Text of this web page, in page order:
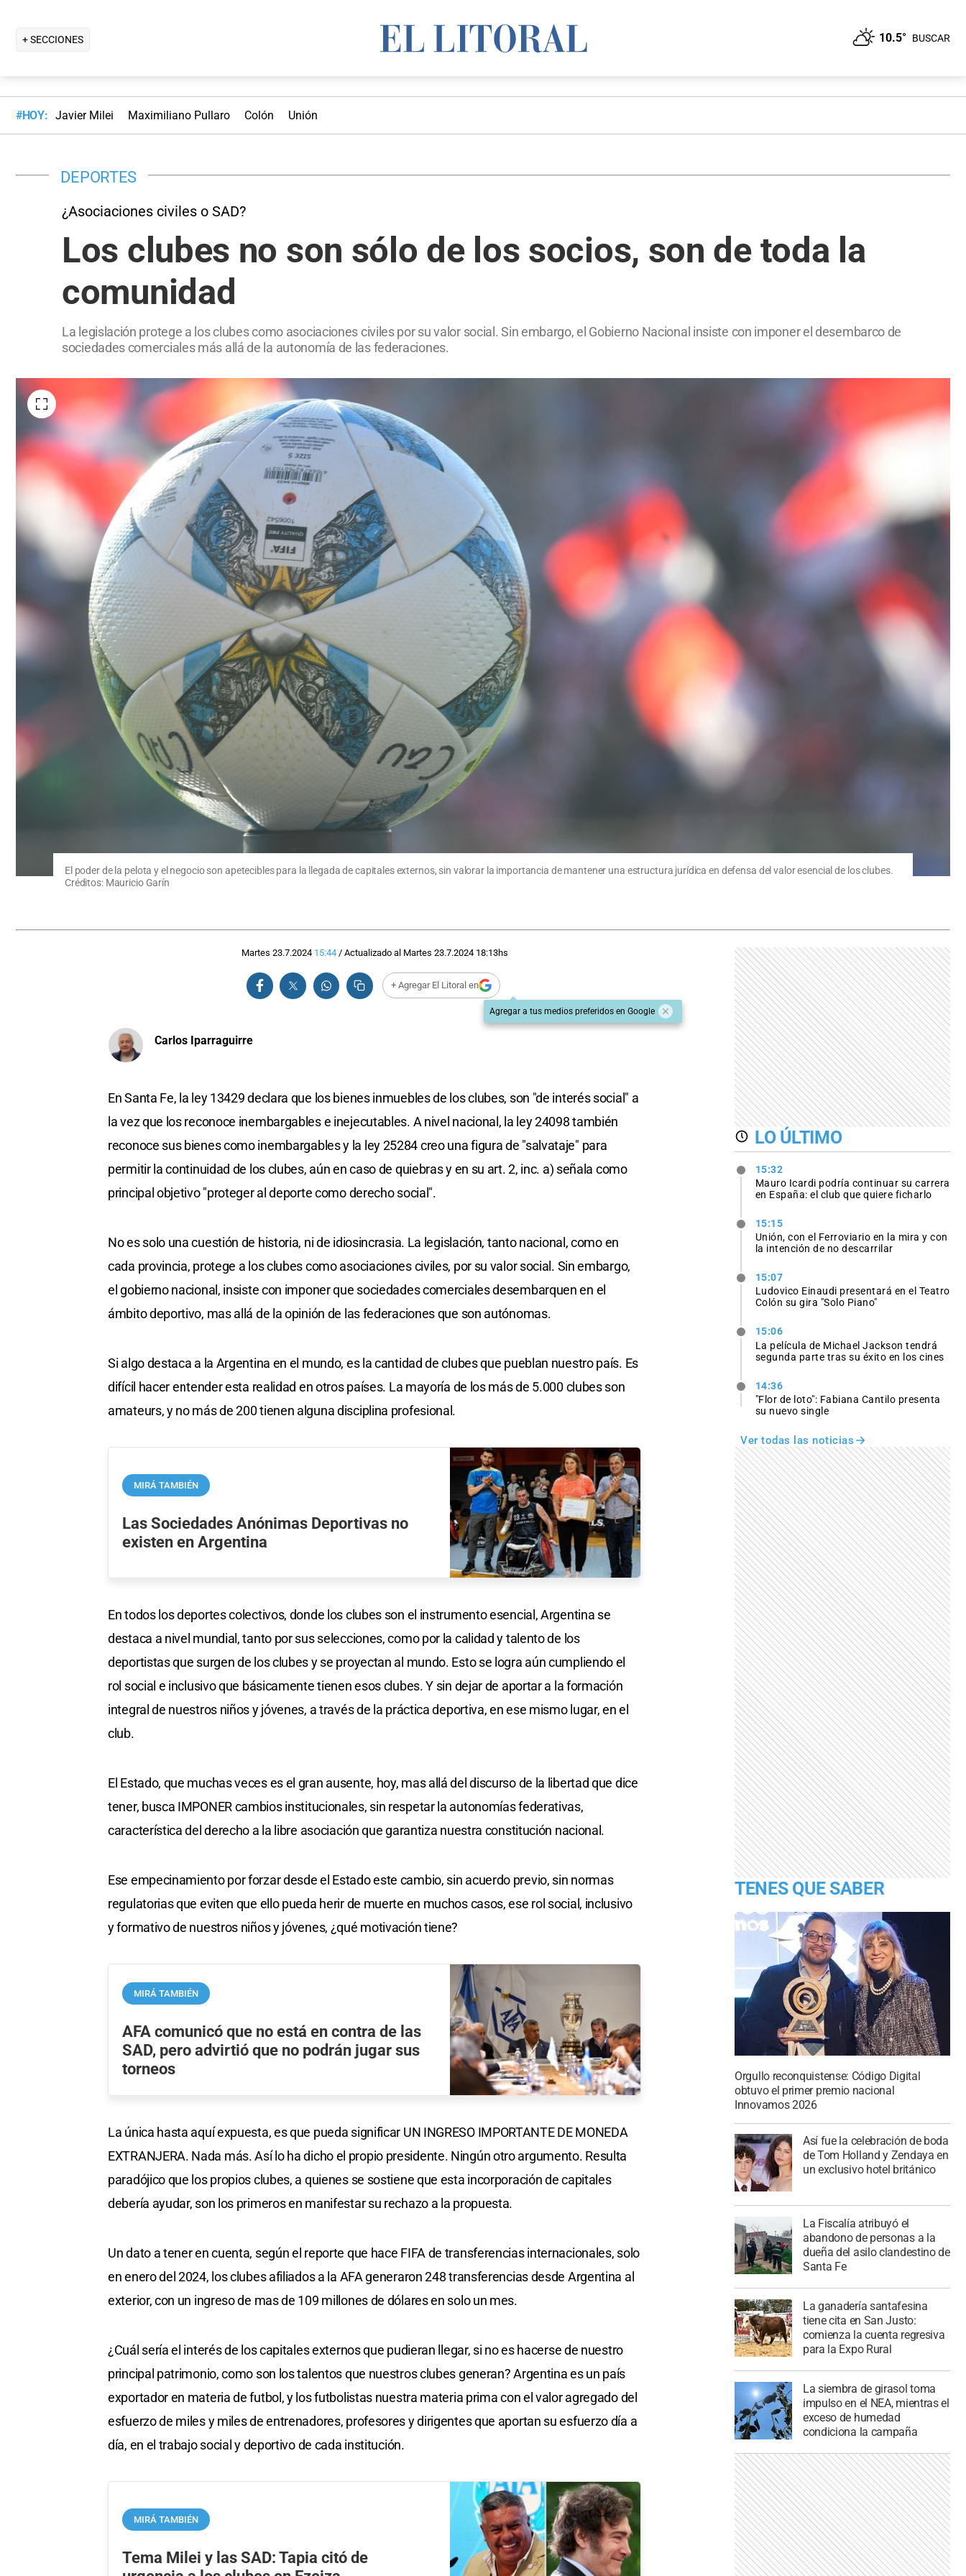
+ SECCIONES 10.5° BUSCAR
#HOY: Javier Milei Maximiliano Pullaro Colón Unión
DEPORTES
¿Asociaciones civiles o SAD?
Los clubes no son sólo de los socios, son de toda la
comunidad
La legislación protege a los clubes como asociaciones civiles por su valor social. Sin embargo, el Gobierno Nacional insiste con imponer el desembarco de
sociedades comerciales más allá de la autonomía de las federaciones.
El poder de la pelota y el negocio son apetecibles para la llegada de capitales externos, sin valorar la importancia de mantener una estructura jurídica en defensa del valor esencial de los clubes.
Créditos: Mauricio Garín
Martes 23.7.2024 15:44/ Actualizado al Martes 23.7.2024 18:13hs
+ Agregar El Litoral en
Agregar a tus medios preferidos en Google
Carlos Iparraguirre
En Santa Fe, la ley 13429 declara que los bienes inmuebles de los clubes, son "de interés social" a
la vez que los reconoce inembargables e inejecutables. A nivel nacional, la ley 24098 también
reconoce sus bienes como inembargables y la ley 25284 creo una figura de "salvataje" para
permitir la continuidad de los clubes, aún en caso de quiebras y en su art. 2, inc. a) señala como
principal objetivo "proteger al deporte como derecho social".
No es solo una cuestión de historia, ni de idiosincrasia. La legislación, tanto nacional, como en
cada provincia, protege a los clubes como asociaciones civiles, por su valor social. Sin embargo,
el gobierno nacional, insiste con imponer que sociedades comerciales desembarquen en el
ámbito deportivo, mas allá de la opinión de las federaciones que son autónomas.
Si algo destaca a la Argentina en el mundo, es la cantidad de clubes que pueblan nuestro país. Es
difícil hacer entender esta realidad en otros países. La mayoría de los más de 5.000 clubes son
amateurs, y no más de 200 tienen alguna disciplina profesional.
MIRÁ TAMBIÉN
Las Sociedades Anónimas Deportivas no
existen en Argentina
En todos los deportes colectivos, donde los clubes son el instrumento esencial, Argentina se
destaca a nivel mundial, tanto por sus selecciones, como por la calidad y talento de los
deportistas que surgen de los clubes y se proyectan al mundo. Esto se logra aún cumpliendo el
rol social e inclusivo que básicamente tienen esos clubes. Y sin dejar de aportar a la formación
integral de nuestros niños y jóvenes, a través de la práctica deportiva, en ese mismo lugar, en el
club.
El Estado, que muchas veces es el gran ausente, hoy, mas allá del discurso de la libertad que dice
tener, busca IMPONER cambios institucionales, sin respetar la autonomías federativas,
característica del derecho a la libre asociación que garantiza nuestra constitución nacional.
Ese empecinamiento por forzar desde el Estado este cambio, sin acuerdo previo, sin normas
regulatorias que eviten que ello pueda herir de muerte en muchos casos, ese rol social, inclusivo
y formativo de nuestros niños y jóvenes, ¿qué motivación tiene?
MIRÁ TAMBIÉN
AFA comunicó que no está en contra de las
SAD, pero advirtió que no podrán jugar sus
torneos
La única hasta aquí expuesta, es que pueda significar UN INGRESO IMPORTANTE DE MONEDA
EXTRANJERA. Nada más. Así lo ha dicho el propio presidente. Ningún otro argumento. Resulta
paradójico que los propios clubes, a quienes se sostiene que esta incorporación de capitales
debería ayudar, son los primeros en manifestar su rechazo a la propuesta.
Un dato a tener en cuenta, según el reporte que hace FIFA de transferencias internacionales, solo
en enero del 2024, los clubes afiliados a la AFA generaron 248 transferencias desde Argentina al
exterior, con un ingreso de mas de 109 millones de dólares en solo un mes.
¿Cuál sería el interés de los capitales externos que pudieran llegar, si no es hacerse de nuestro
principal patrimonio, como son los talentos que nuestros clubes generan? Argentina es un país
exportador en materia de futbol, y los futbolistas nuestra materia prima con el valor agregado del
esfuerzo de miles y miles de entrenadores, profesores y dirigentes que aportan su esfuerzo día a
día, en el trabajo social y deportivo de cada institución.
MIRÁ TAMBIÉN
Tema Milei y las SAD: Tapia citó de
LO ÚLTIMO
15:32
Mauro Icardi podría continuar su carrera
en España: el club que quiere ficharlo
15:15
Unión, con el Ferroviario en la mira y con
la intención de no descarrilar
15:07
Ludovico Einaudi presentará en el Teatro
Colón su gira "Solo Piano"
15:06
La película de Michael Jackson tendrá
segunda parte tras su éxito en los cines
14:36
"Flor de loto": Fabiana Cantilo presenta
su nuevo single
Ver todas las noticias
TENES QUE SABER
Orgullo reconquistense: Código Digital
obtuvo el primer premio nacional
Innovamos 2026
Así fue la celebración de boda
de Tom Holland y Zendaya en
un exclusivo hotel británico
La Fiscalía atribuyó el
abandono de personas a la
dueña del asilo clandestino de
Santa Fe
La ganadería santafesina
tiene cita en San Justo:
comienza la cuenta regresiva
para la Expo Rural
La siembra de girasol toma
impulso en el NEA, mientras el
exceso de humedad
condiciona la campaña